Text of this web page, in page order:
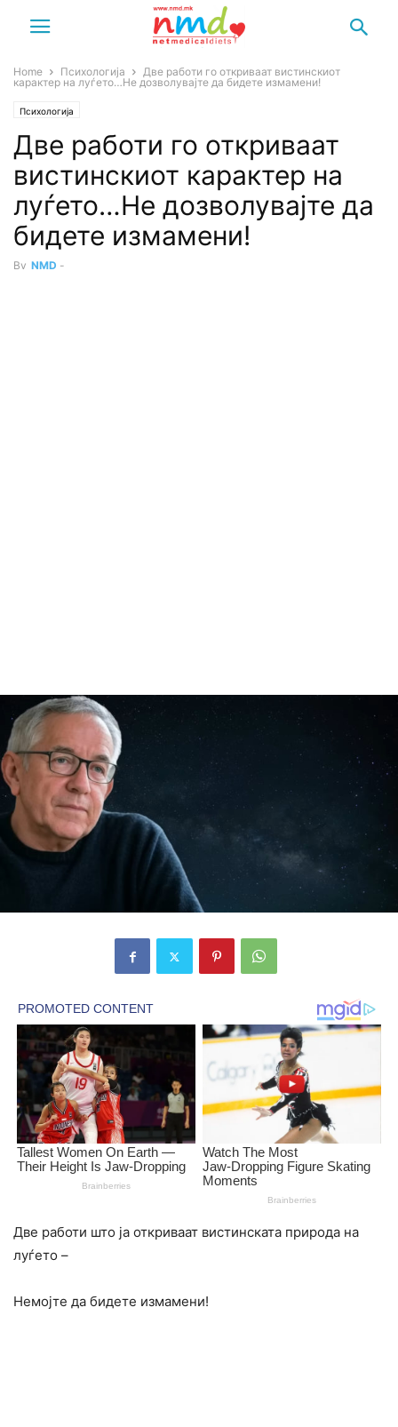
Home Психологија
Две работи го откриваат вистинскиот
карактер на луѓето…Не дозволувајте да бидете измамени!
Психологија
Две работи го откриваат
вистинскиот карактер на
луѓето…Не дозволувајте да
бидете измамени!
By NMD -
Две работи што ја откриваат вистинската природа на
луѓето –
Немојте да бидете измамени!